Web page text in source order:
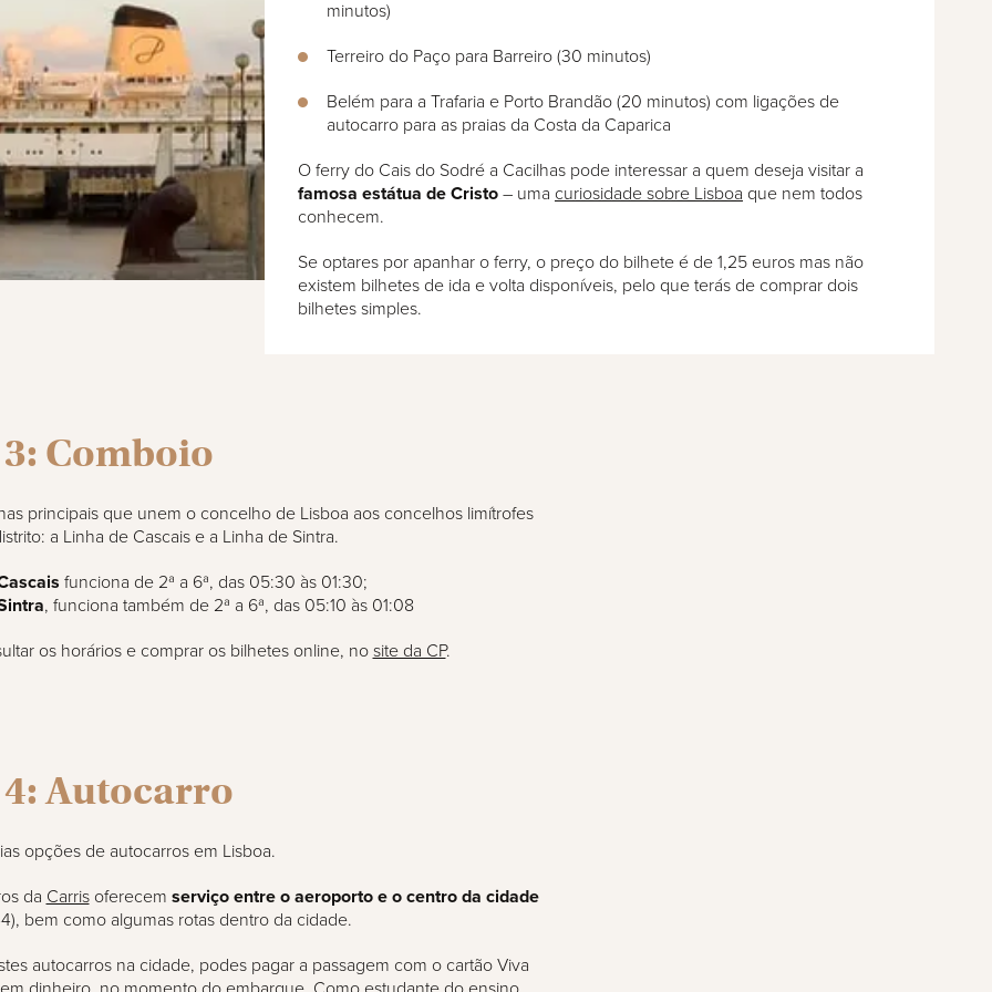
minutos)
Terreiro do Paço para Barreiro (30 minutos)
Belém para a Trafaria e Porto Brandão (20 minutos) com ligações de
autocarro para as praias da Costa da Caparica
O ferry do Cais do Sodré a Cacilhas pode interessar a quem deseja visitar a
famosa estátua de Cristo– uma curiosidade sobre Lisboa que nem todos
conhecem.
Se optares por apanhar o ferry, o preço do bilhete é de 1,25 euros mas não
existem bilhetes de ida e volta disponíveis, pelo que terás de comprar dois
bilhetes simples.
Comboio
principais que unem o concelho de Lisboa aos concelhos limítrofes
a Linha de Cascais e a Linha de Sintra.
funciona de 2ª a 6ª, das 05:30 às 01:30;
, funciona também de 2ª a 6ª, das 05:10 às 01:08
os horários e comprar os bilhetes online, no site da CP.
Autocarro
opções de autocarros em Lisboa.
da Carrisoferecem serviço entre o aeroporto e o centro da cidade
bem como algumas rotas dentro da cidade.
autocarros na cidade, podes pagar a passagem com o cartão Viva